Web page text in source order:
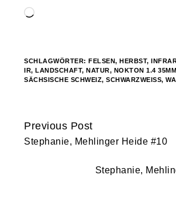
Wird
SCHLAGWÖRTER:FELSEN,HERBST,
IR,LANDSCHAFT,NATUR, NOKTON 1.4
SÄCHSISCHE SCHWEIZ,SCHWARZWEISS ,
Continue
Reading
Previous Post
Stephanie, Mehlinger Heide #10
Stephanie,